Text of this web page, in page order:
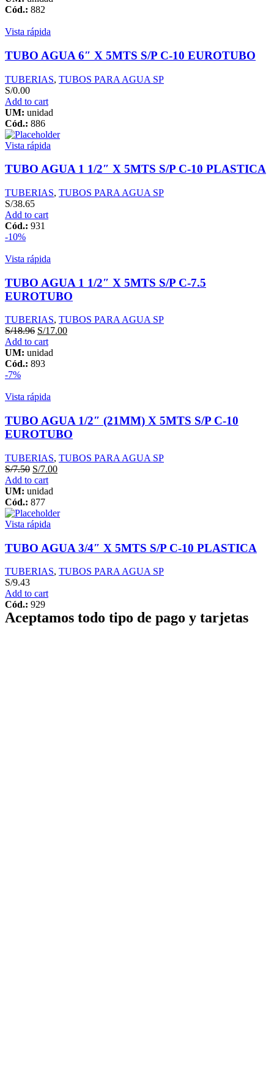
Cód.: 882
Vista rápida
TUBO AGUA 6″ X 5MTS S/P C-10 EUROTUBO
TUBERIAS, TUBOS PARA AGUA SP
S/0.00
Add to cart
UM: unidad
Cód.: 886
Vista rápida
TUBO AGUA 1 1/2″ X 5MTS S/P C-10 PLASTICA
TUBERIAS, TUBOS PARA AGUA SP
S/38.65
Add to cart
Cód.: 931
-10%
Vista rápida
TUBO AGUA 1 1/2″ X 5MTS S/P C-7.5
EUROTUBO
TUBERIAS, TUBOS PARA AGUA SP
S/18.96 S/17.00
Add to cart
UM: unidad
Cód.: 893
-7%
Vista rápida
TUBO AGUA 1/2″ (21MM) X 5MTS S/P C-10
EUROTUBO
TUBERIAS, TUBOS PARA AGUA SP
S/7.50 S/7.00
Add to cart
UM: unidad
Cód.: 877
Vista rápida
TUBO AGUA 3/4″ X 5MTS S/P C-10 PLASTICA
TUBERIAS, TUBOS PARA AGUA SP
S/9.43
Add to cart
Cód.: 929
Aceptamos todo tipo de pago y tarjetas